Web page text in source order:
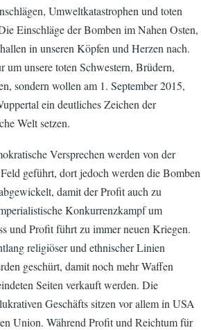
Umweltkatastrophen und toten
Einschläge der Bomben im Nahen Osten,
in unseren Köpfen und Herzen nach.
unsere toten Schwestern, Brüdern,
sondern wollen am 1. September 2015,
ein deutliches Zeichen der
Welt setzen.
Versprechen werden von der
geführt, dort jedoch werden die Bomben
damit der Profit auch zu
Konkurrenzkampf um
und Profit führt zu immer neuen Kriegen.
religiöser und ethnischer Linien
geschürt, damit noch mehr Waffen
Seiten verkauft werden. Die
Geschäfts sitzen vor allem in USA
Union. Während Profit und Reichtum für